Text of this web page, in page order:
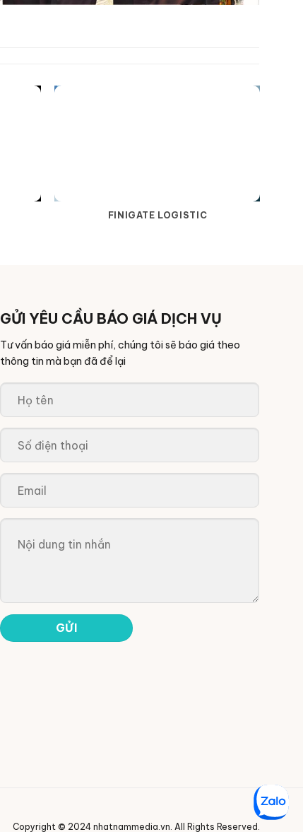
FINIGATE LOGISTIC
GỬI YÊU CẦU BÁO GIÁ DỊCH VỤ
Tư vấn báo giá miễn phí, chúng tôi sẽ báo giá theo
thông tin mà bạn đã để lại
Copyright © 2024 nhatnammedia.vn. All Rights Reserved.